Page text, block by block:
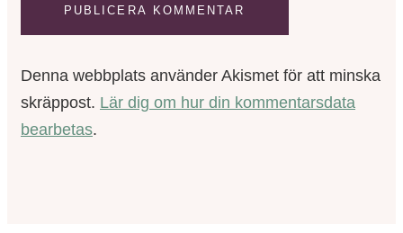
Denna webbplats använder Akismet för att minska
skräppost. Lär dig om hur din kommentarsdata
bearbetas.